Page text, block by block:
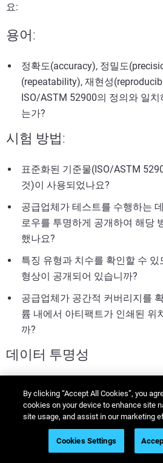
요:
용어:
정확도(accuracy), 정밀도
(repeatability), 재현성
ISO/ASTM 52900의 정의와 일
는가?
시험 방법:
표준화된 기준물(ISO/ASTM
것)이 사용되었나요?
공급업체가 테스트를 수행하는
로우를 투명하게 공개하여 해당
했나요?
특징 유형과 치수를 확인할 수
형상이 공개되어 있습니까?
공급업체가 공간적 커버리지를
륨 내에서 아티팩트가 인쇄된 위
까?
데이터 투명성
표본 크기(n)와 신뢰 수준이 제공
데이터가 특정 지점뿐만 아니라
세분화되어 있습니까?
By clicking “Accept All Cookies”, you
cookies on your device to enhance site
site usage, and assist in our marketing
Cookies Settings